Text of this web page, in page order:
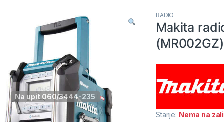
Na upit 060/3444-235
RADIO
Makita
(MR002GZ)
Stanje: Nema na